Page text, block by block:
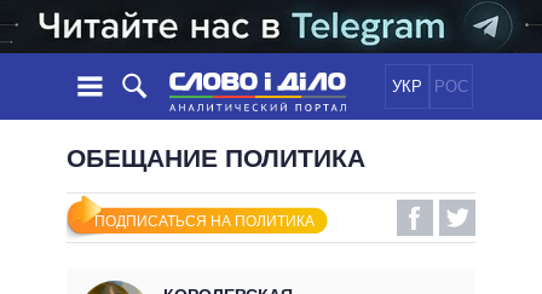
УКР РОС
НОВОСТИ
ЛЕНТА
СОБЫТИЯ
СТАТЬИ
ПОЛИТИКА
ЭКОНОМИКА
ОБЕЩАНИЯ
ОБЕЩАНИЕ ПОЛИТИКА
ПОДПИСАТЬСЯ НА ПОЛИТИКА